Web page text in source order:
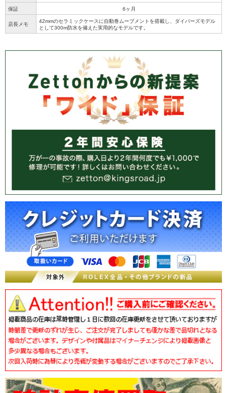
保証 6ヶ月
店長メモ
42mmのセラミックケースに自動巻ムーブメントを搭載し、ダイバーズモデル
として300m防水を備えた実用的なモデルです。